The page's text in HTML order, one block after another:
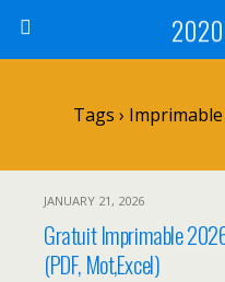
Tags ›
JANUARY 21, 2026
Gratuit Imprimable
(PDF, Mot,Excel)